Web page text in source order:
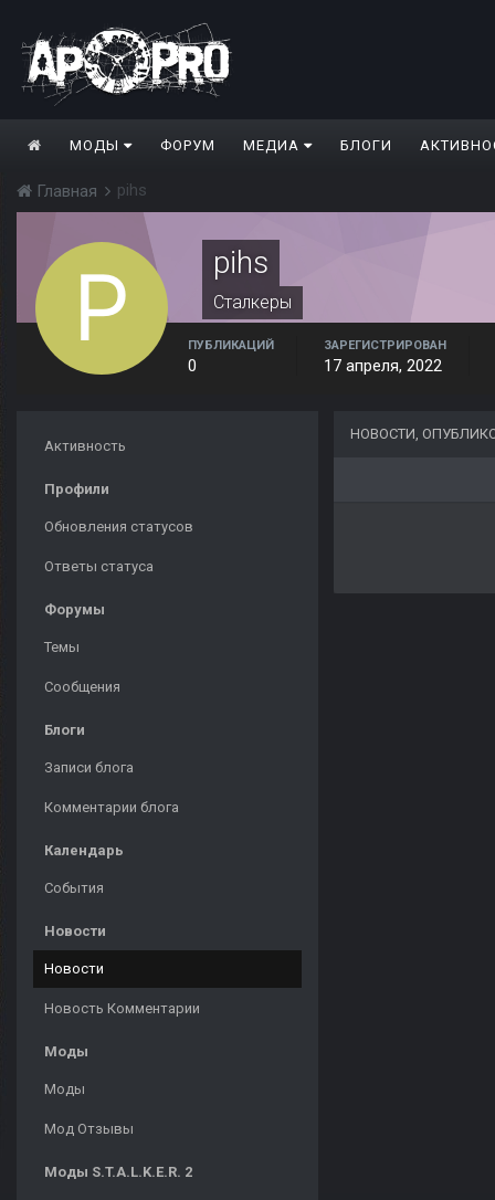
МОДЫ ФОРУМ МЕДИА БЛОГИ
Главная pihs
pihs
Сталкеры
ПУБЛИКАЦИЙ
0
ЗАРЕГИСТРИРОВАН
17 апреля, 2022
Активность
Профили
Обновления статусов
Ответы статуса
Форумы
Темы
Сообщения
Блоги
Записи блога
Комментарии блога
Календарь
События
Новости
Новости
Новость Комментарии
Моды
Моды
Мод Отзывы
Моды S.T.A.L.K.E.R. 2
НОВОСТИ,